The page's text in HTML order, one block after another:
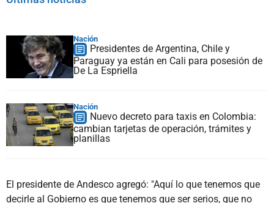
Nación
Presidentes de Argentina, Chile y
Paraguay ya están en Cali para posesión de
De La Espriella
Nación
Nuevo decreto para taxis en Colombia:
cambian tarjetas de operación, trámites y
planillas
El presidente de Andesco agregó: "Aquí lo que tenemos que
decirle al Gobierno es que tenemos que ser serios, que no